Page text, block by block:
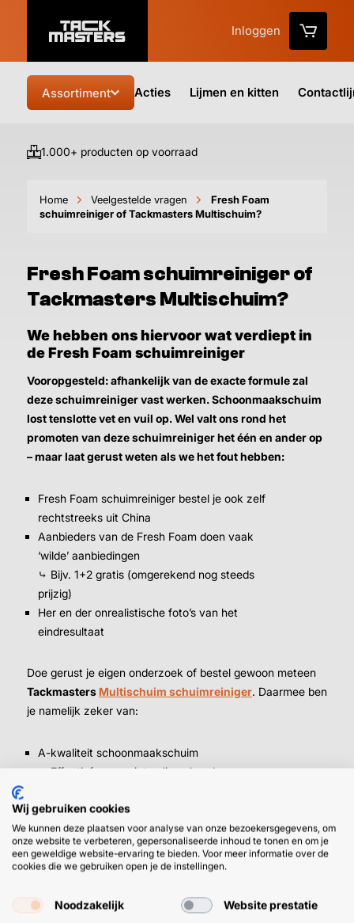
Inloggen
Assortiment Acties Lijmen en kitten
1.000+ producten op voorraad
Home Veelgestelde vragen
Fresh Foam
schuimreiniger of Tackmasters Multischuim?
Fresh Foam schuimreiniger of
Tackmasters Multischuim?
We hebben ons hiervoor wat verdiept in
de Fresh Foam schuimreiniger
Vooropgesteld: afhankelijk van de exacte formule zal
deze schuimreiniger vast werken. Schoonmaakschuim
lost tenslotte vet en vuil op. Wel valt ons rond het
promoten van deze schuimreiniger het één en ander op
– maar laat gerust weten als we het fout hebben:
Fresh Foam schuimreiniger bestel je ook zelf
rechtstreeks uit China
Aanbieders van de Fresh Foam doen vaak
‘wilde’ aanbiedingen
⤷ Bijv. 1+2 gratis (omgerekend nog steeds
prijzig)
Her en der onrealistische foto’s van het
eindresultaat
Doe gerust je eigen onderzoek of bestel gewoon meteen
TackmastersMultischuim schuimreiniger. Daarmee ben
je namelijk zeker van:
A-kwaliteit schoonmaakschuim
⤷ Effectief, maar niet zaligmakend
Betrouwbare, onafhankelijk reviews over de
webshop
➜Tel daar een goed bereikbareklantenservice
wij zouden het wel weten. 😉
Wij gebruiken cookies
We kunnen deze plaatsen voor analyse van onze bezoekersgegevens, om
onze website te verbeteren, gepersonaliseerde inhoud te tonen en om je
een geweldige website-ervaring te bieden. Voor meer informatie over de
cookies die we gebruiken open je de instellingen.
Noodzakelijk Website prestatie